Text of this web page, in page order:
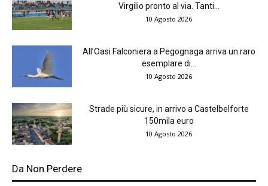
Virgilio pronto al via. Tanti...
10 Agosto 2026
All’Oasi Falconiera a Pegognaga arriva un raro
esemplare di...
10 Agosto 2026
Strade più sicure, in arrivo a Castelbelforte
150mila euro
10 Agosto 2026
Da Non Perdere